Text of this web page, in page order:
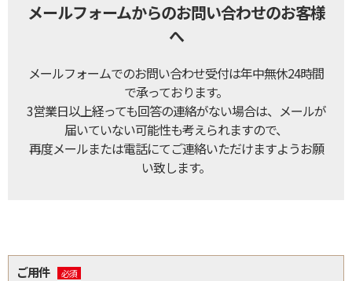
メールフォームからのお問い合わせのお客様
へ
メールフォームでのお問い合わせ受付は年中無休24時間
で承っております。
3営業⽇以上経っても回答の連絡がない場合は、メールが
届いていない可能性も考えられますので、
再度メールまたは電話にてご連絡いただけますようお願
い致します。
ご用件 必須